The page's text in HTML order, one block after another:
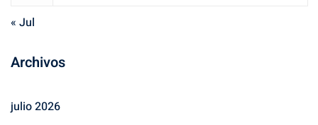
« Jul
Archivos
julio 2026